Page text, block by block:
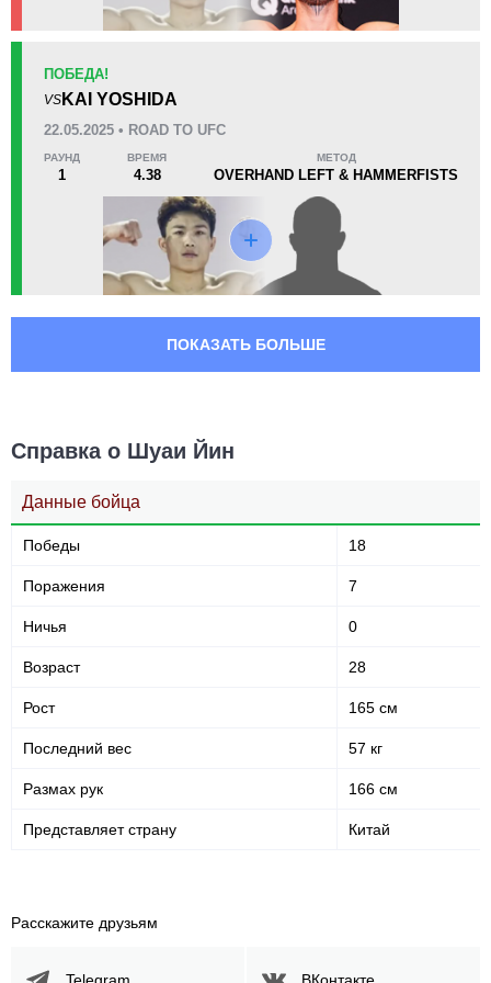
ПОБЕДА!
VS KAI YOSHIDA
22.05.2025 • ROAD TO UFC
РАУНД
1
ВРЕМЯ
4.38
МЕТОД
OVERHAND LEFT & HAMMERFISTS
ПОКАЗАТЬ БОЛЬШЕ
Справка о Шуаи Йин
Данные бойца
Победы 18
Поражения 7
Ничья 0
Возраст 28
Рост 165 см
Последний вес 57 кг
Размах рук 166 см
Представляет страну Китай
Расскажите друзьям
Telegram ВКонтакте